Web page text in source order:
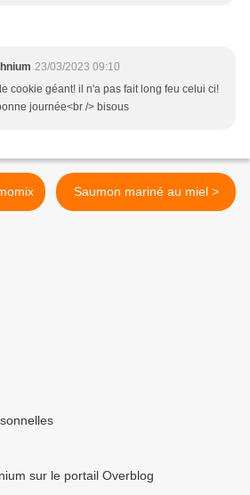
23/03/2023 09:10
cookie géant! il n'a pas fait long feu celui ci!
journée<br /> bisous
Saumon mariné au miel >
sur le portail Overblog